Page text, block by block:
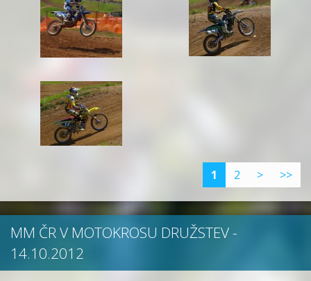
1 2 > >>
MM ČR V MOTOKROSU DRUŽSTEV -
14.10.2012